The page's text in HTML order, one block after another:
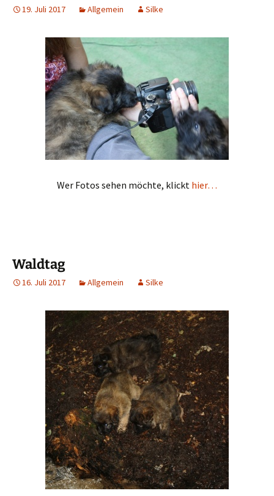
19. Juli 2017 Allgemein Silke
Wer Fotos sehen möchte, klickt hier…
Waldtag
16. Juli 2017 Allgemein Silke